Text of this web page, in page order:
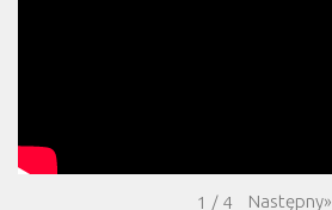
1 / 4 Następny»